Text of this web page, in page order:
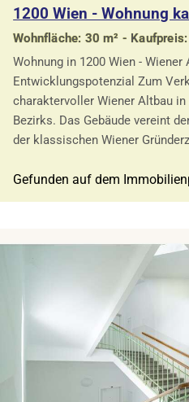
1200 Wien - Wohnung
Wohnfläche: 30 m² -
Wohnung in 1200 Wien - Wiener
Entwicklungspotenzial Zum
charaktervoller Wiener Altbau
Bezirks. Das Gebäude vereint
der klassischen Wiener
Gefunden auf dem